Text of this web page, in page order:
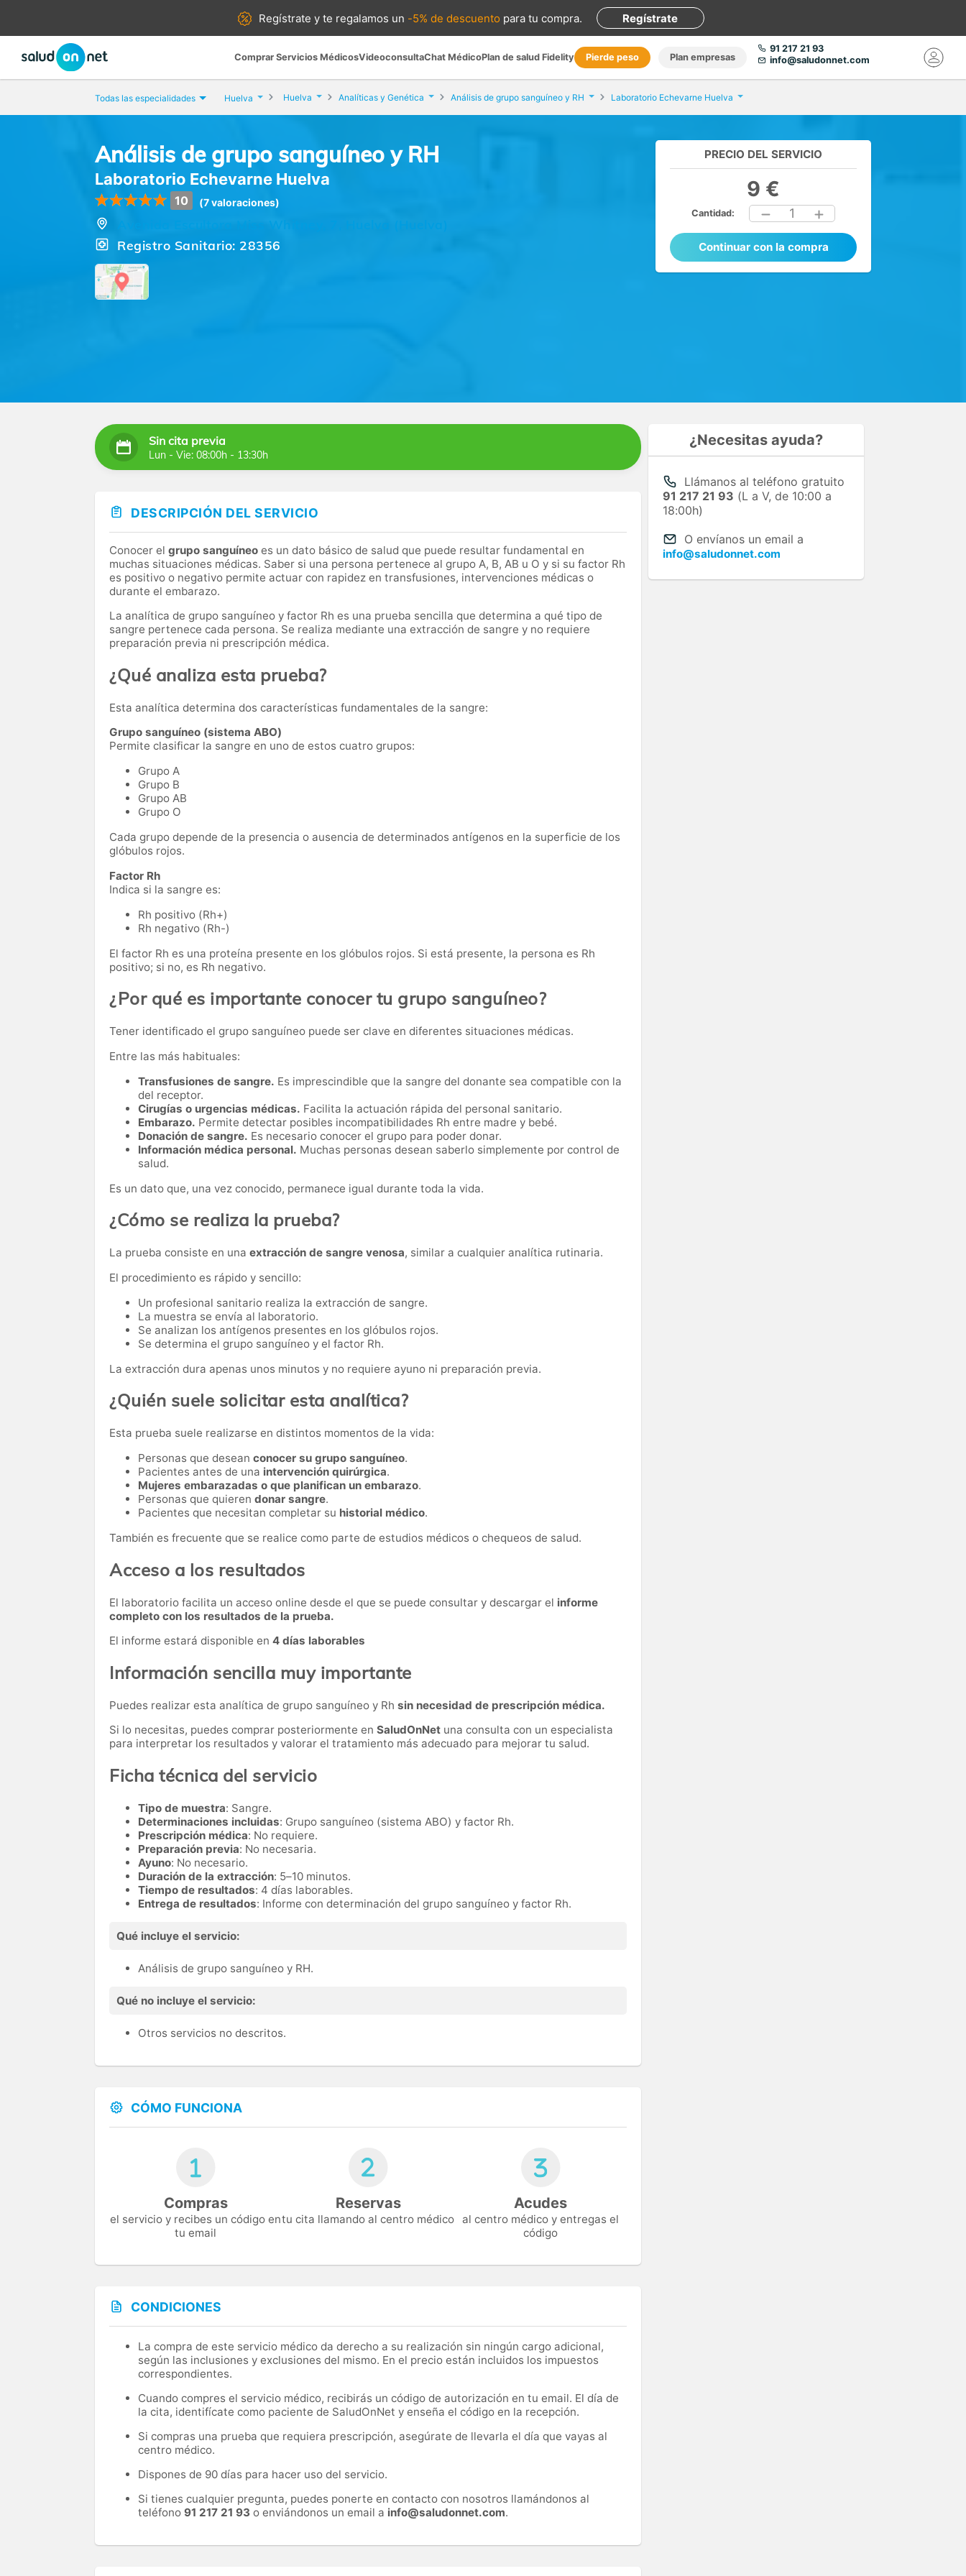
Regístrate yte regalamos un -5% de descuento para tu compra. Regístrate
Comprar Servicios MédicosVideoconsultaChat MédicoPlan de salud Fidelity Pierde peso Plan empresas
91 217 21 93
info@saludonnet.com
Todas las especialidades Huelva Huelva Analíticas y Genética Análisis de grupo sanguíneo y RH Laboratorio Echevarne Huelva
Análisis de grupo sanguíneo y RH
Laboratorio Echevarne Huelva
10 (7 valoraciones)
Registro Sanitario: 28356
PRECIO DEL SERVICIO
9 €
Cantidad: 1
Continuar con la compra
Sin cita previa
Lun - Vie: 08:00h - 13:30h
DESCRIPCIÓN DEL SERVICIO
Conocer el grupo sanguíneo es un dato básico de salud que puede resultar fundamental en
muchas situaciones médicas. Saber si una persona pertenece al grupo A, B, AB u O y si su factor Rh
es positivo o negativo permite actuar con rapidez en transfusiones, intervenciones médicas o
durante el embarazo.
La analítica de grupo sanguíneo y factor Rh es una prueba sencilla que determina a qué tipo de
sangre pertenece cada persona. Se realiza mediante una extracción de sangre y no requiere
preparación previa ni prescripción médica.
¿Qué analiza esta prueba?
Esta analítica determina dos características fundamentales de la sangre:
Grupo sanguíneo (sistema ABO)
Permite clasificar la sangre en uno de estos cuatro grupos:
Grupo A
Grupo B
Grupo AB
Grupo O
Cada grupo depende de la presencia o ausencia de determinados antígenos en la superficie de los
glóbulos rojos.
Factor Rh
Indica si la sangre es:
Rh positivo (Rh+)
Rh negativo (Rh-)
El factor Rh es una proteína presente en los glóbulos rojos. Si está presente, la persona es Rh
positivo; si no, es Rh negativo.
¿Por qué es importante conocer tu grupo sanguíneo?
Tener identificado el grupo sanguíneo puede ser clave en diferentes situaciones médicas.
Entre las más habituales:
Transfusiones de sangre. Es imprescindible que la sangre del donante sea compatible con la
del receptor.
Cirugías o urgencias médicas. Facilita la actuación rápida del personal sanitario.
Embarazo. Permite detectar posibles incompatibilidades Rh entre madre y bebé.
Donación de sangre. Es necesario conocer el grupo para poder donar.
Información médica personal. Muchas personas desean saberlo simplemente por control de
salud.
Es un dato que, una vez conocido, permanece igual durante toda la vida.
¿Cómo se realiza la prueba?
La prueba consiste en una extracción de sangre venosa, similar a cualquier analítica rutinaria.
El procedimiento es rápido y sencillo:
Un profesional sanitario realiza la extracción de sangre.
La muestra se envía al laboratorio.
Se analizan los antígenos presentes en los glóbulos rojos.
Se determina el grupo sanguíneo y el factor Rh.
La extracción dura apenas unos minutos y no requiere ayuno ni preparación previa.
¿Quién suele solicitar esta analítica?
Esta prueba suele realizarse en distintos momentos de la vida:
Personas que desean conocer su grupo sanguíneo.
Pacientes antes de una intervención quirúrgica.
Mujeres embarazadas o que planifican un embarazo.
Personas que quieren donar sangre.
Pacientes que necesitan completar su historial médico.
También es frecuente que se realice como parte de estudios médicos o chequeos de salud.
Acceso a los resultados
El laboratorio facilita un acceso online desde el que se puede consultar y descargar el informe
completo con los resultados de la prueba.
El informe estará disponible en 4 días laborables
Información sencilla muy importante
Puedes realizar esta analítica de grupo sanguíneo y Rh sin necesidad de prescripción médica.
Si lo necesitas, puedes comprar posteriormente en SaludOnNet una consulta con un especialista
para interpretar los resultados y valorar el tratamiento más adecuado para mejorar tu salud.
Ficha técnica del servicio
Tipo de muestra: Sangre.
Determinaciones incluidas: Grupo sanguíneo (sistema ABO) y factor Rh.
Prescripción médica: No requiere.
Preparación previa: No necesaria.
Ayuno: No necesario.
Duración de la extracción: 5–10 minutos.
Tiempo de resultados: 4 días laborables.
Entrega de resultados: Informe con determinación del grupo sanguíneo y factor Rh.
Qué incluye el servicio:
Análisis de grupo sanguíneo y RH.
Qué no incluye el servicio:
Otros servicios no descritos.
CÓMO FUNCIONA
Compras
el servicio y recibes un código en
tu email
Reservas
tu cita llamando al centro médico
Acudes
al centro médico y entregas el
código
CONDICIONES
La compra de este servicio médico da derecho a su realización sin ningún cargo adicional,
según las inclusiones y exclusiones del mismo. En el precio están incluidos los impuestos
correspondientes.
Cuando compres el servicio médico, recibirás un código de autorización en tu email. El día de
la cita, identifícate como paciente de SaludOnNet y enseña el código en la recepción.
Si compras una prueba que requiera prescripción, asegúrate de llevarla el día que vayas al
centro médico.
Dispones de 90 días para hacer uso del servicio.
Si tienes cualquier pregunta, puedes ponerte en contacto con nosotros llamándonos al
teléfono 91 217 21 93 o enviándonos un email a info@saludonnet.com.
¿Necesitas ayuda?
Llámanos al teléfono gratuito
91 217 21 93 (L a V, de 10:00 a
18:00h)
O envíanos un email a
info@saludonnet.com